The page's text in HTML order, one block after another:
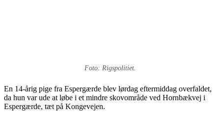
Foto: Rigspolitiet.
En 14-årig pige fra Espergærde blev lørdag eftermiddag overfaldet,
da hun var ude at løbe i et mindre skovområde ved Hornbækvej i
Espergærde, tæt på Kongevejen.